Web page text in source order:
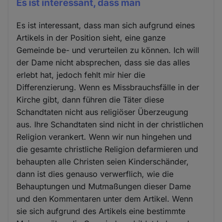
Es ist interessant, dass man
Es ist interessant, dass man sich aufgrund eines
Artikels in der Position sieht, eine ganze
Gemeinde be- und verurteilen zu können. Ich will
der Dame nicht absprechen, dass sie das alles
erlebt hat, jedoch fehlt mir hier die
Differenzierung. Wenn es Missbrauchsfälle in der
Kirche gibt, dann führen die Täter diese
Schandtaten nicht aus religiöser Überzeugung
aus. Ihre Schandtaten sind nicht in der christlichen
Religion verankert. Wenn wir nun hingehen und
die gesamte christliche Religion defarmieren und
behaupten alle Christen seien Kinderschänder,
dann ist dies genauso verwerflich, wie die
Behauptungen und Mutmaßungen dieser Dame
und den Kommentaren unter dem Artikel. Wenn
sie sich aufgrund des Artikels eine bestimmte